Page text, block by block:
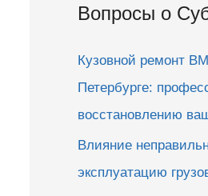
с
Вопросы о
Кузовной ремонт
Петербурге:
восстановлению
Влияние
эксплуатацию